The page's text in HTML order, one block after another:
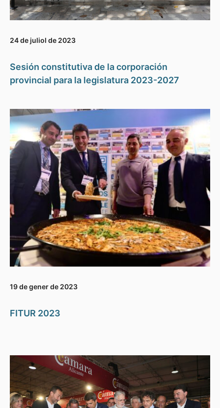
24 de juliol de 2023
Sesión constitutiva de la corporación
provincial para la legislatura 2023-2027
19 de gener de 2023
FITUR 2023